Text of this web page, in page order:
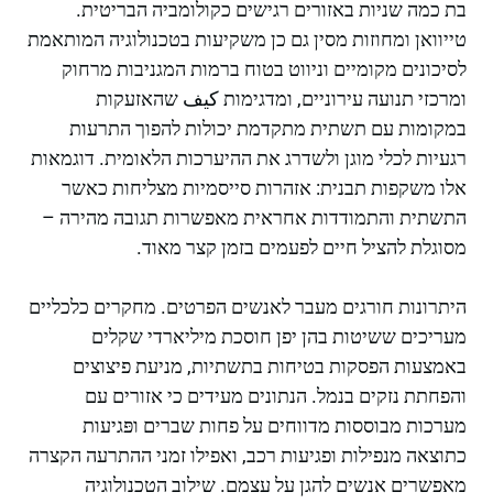
בת כמה שניות באזורים רגישים כקולומביה הבריטית.
טייוואן ומחוזות מסין גם כן משקיעות בטכנולוגיה המותאמת
לסיכונים מקומיים וניווט בטוח ברמות המגניבות מרחוק
ומרכזי תנועה עירוניים, ומדגימות كيف שהאזעקות
במקומות עם תשתית מתקדמת יכולות להפוך התרעות
רגעיות לכלי מוגן ולשדרג את ההיערכות הלאומית. דוגמאות
אלו משקפות תבנית: אזהרות סייסמיות מצליחות כאשר
התשתית והתמודדות אחראית מאפשרות תגובה מהירה –
מסוגלת להציל חיים לפעמים בזמן קצר מאוד.
היתרונות חורגים מעבר לאנשים הפרטים. מחקרים כלכליים
מעריכים ששיטות בהן יפן חוסכת מיליארדי שקלים
באמצעות הפסקות בטיחות בתשתיות, מניעת פיצוצים
והפחתת נזקים בנמל. הנתונים מעידים כי אזורים עם
מערכות מבוססות מדווחים על פחות שברים ופּגיעות
כתוצאה מנפילות ופגיעות רכב, ואפילו זמני ההתרעה הקצרה
מאפשרים אנשים להגן על עצמם. שילוב הטכנולוגיה